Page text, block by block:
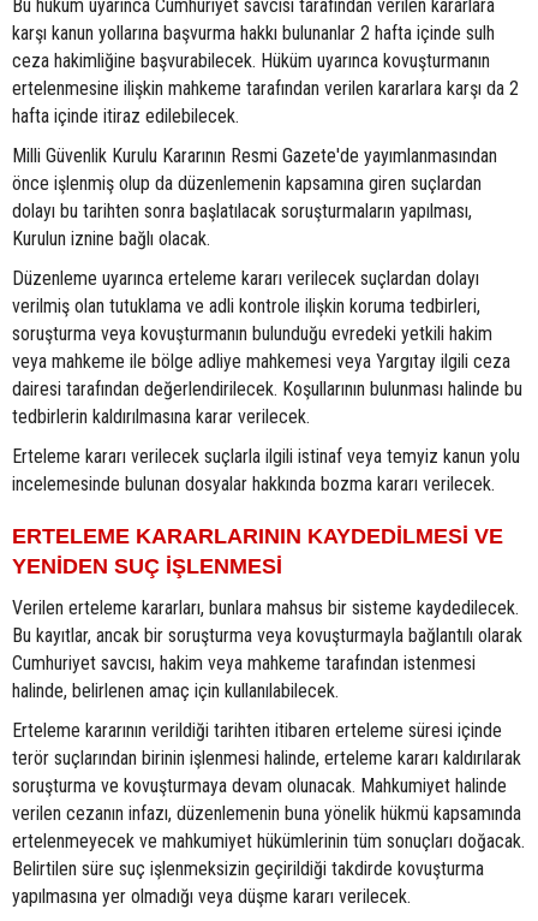
Bu hüküm uyarınca Cumhuriyet savcısı tarafından verilen kararlara
karşı kanun yollarına başvurma hakkı bulunanlar 2 hafta içinde sulh
ceza hakimliğine başvurabilecek. Hüküm uyarınca kovuşturmanın
ertelenmesine ilişkin mahkeme tarafından verilen kararlara karşı da 2
hafta içinde itiraz edilebilecek.
Milli Güvenlik Kurulu Kararının Resmi Gazete'de yayımlanmasından
önce işlenmiş olup da düzenlemenin kapsamına giren suçlardan
dolayı bu tarihten sonra başlatılacak soruşturmaların yapılması,
Kurulun iznine bağlı olacak.
Düzenleme uyarınca erteleme kararı verilecek suçlardan dolayı
verilmiş olan tutuklama ve adli kontrole ilişkin koruma tedbirleri,
soruşturma veya kovuşturmanın bulunduğu evredeki yetkili hakim
veya mahkeme ile bölge adliye mahkemesi veya Yargıtay ilgili ceza
dairesi tarafından değerlendirilecek. Koşullarının bulunması halinde bu
tedbirlerin kaldırılmasına karar verilecek.
Erteleme kararı verilecek suçlarla ilgili istinaf veya temyiz kanun yolu
incelemesinde bulunan dosyalar hakkında bozma kararı verilecek.
ERTELEME KARARLARININ KAYDEDİLMESİ VE
YENİDEN SUÇ İŞLENMESİ
Verilen erteleme kararları, bunlara mahsus bir sisteme kaydedilecek.
Bu kayıtlar, ancak bir soruşturma veya kovuşturmayla bağlantılı olarak
Cumhuriyet savcısı, hakim veya mahkeme tarafından istenmesi
halinde, belirlenen amaç için kullanılabilecek.
Erteleme kararının verildiği tarihten itibaren erteleme süresi içinde
terör suçlarından birinin işlenmesi halinde, erteleme kararı kaldırılarak
soruşturma ve kovuşturmaya devam olunacak. Mahkumiyet halinde
verilen cezanın infazı, düzenlemenin buna yönelik hükmü kapsamında
ertelenmeyecek ve mahkumiyet hükümlerinin tüm sonuçları doğacak.
Belirtilen süre suç işlenmeksizin geçirildiği takdirde kovuşturma
yapılmasına yer olmadığı veya düşme kararı verilecek.